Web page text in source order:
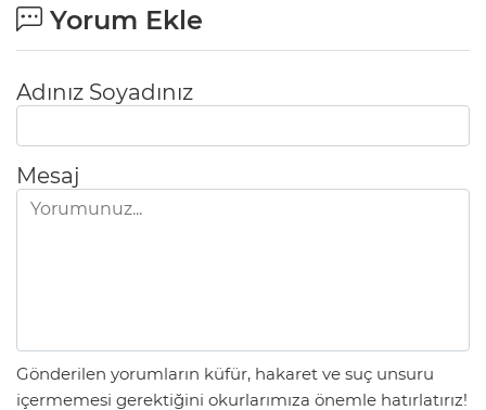
Yorum Ekle
Adınız Soyadınız
Mesaj
Gönderilen yorumların küfür, hakaret ve suç unsuru
içermemesi gerektiğini okurlarımıza önemle hatırlatırız!